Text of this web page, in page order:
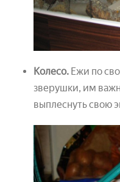
Колесо. Ежи по
зверушки, им
выплеснуть свою